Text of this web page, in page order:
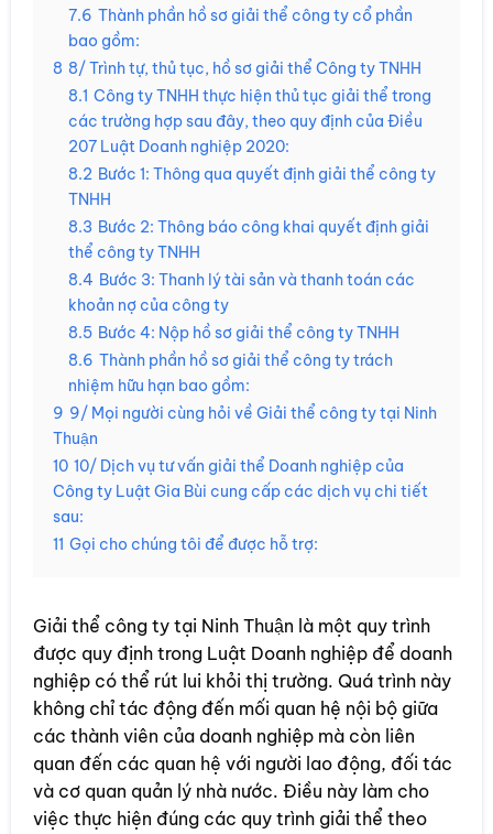
7.6 Thành phần hồ sơ giải thể công ty cổ phần
bao gồm:
8 8/ Trình tự, thủ tục, hồ sơ giải thể Công ty TNHH
8.1 Công ty TNHH thực hiện thủ tục giải thể trong
các trường hợp sau đây, theo quy định của Điều
207 Luật Doanh nghiệp 2020:
8.2 Bước 1: Thông qua quyết định giải thể công ty
TNHH
8.3 Bước 2: Thông báo công khai quyết định giải
thể công ty TNHH
8.4 Bước 3: Thanh lý tài sản và thanh toán các
khoản nợ của công ty
8.5 Bước 4: Nộp hồ sơ giải thể công ty TNHH
8.6 Thành phần hồ sơ giải thể công ty trách
nhiệm hữu hạn bao gồm:
9 9/ Mọi người cùng hỏi về Giải thể công ty tại Ninh
Thuận
10 10/ Dịch vụ tư vấn giải thể Doanh nghiệp của
Công ty Luật Gia Bùi cung cấp các dịch vụ chi tiết
sau:
11 Gọi cho chúng tôi để được hỗ trợ:
Giải thể công ty tại Ninh Thuận là một quy trình
được quy định trong Luật Doanh nghiệp để doanh
nghiệp có thể rút lui khỏi thị trường. Quá trình này
không chỉ tác động đến mối quan hệ nội bộ giữa
các thành viên của doanh nghiệp mà còn liên
quan đến các quan hệ với người lao động, đối tác
và cơ quan quản lý nhà nước. Điều này làm cho
việc thực hiện đúng các quy trình giải thể theo